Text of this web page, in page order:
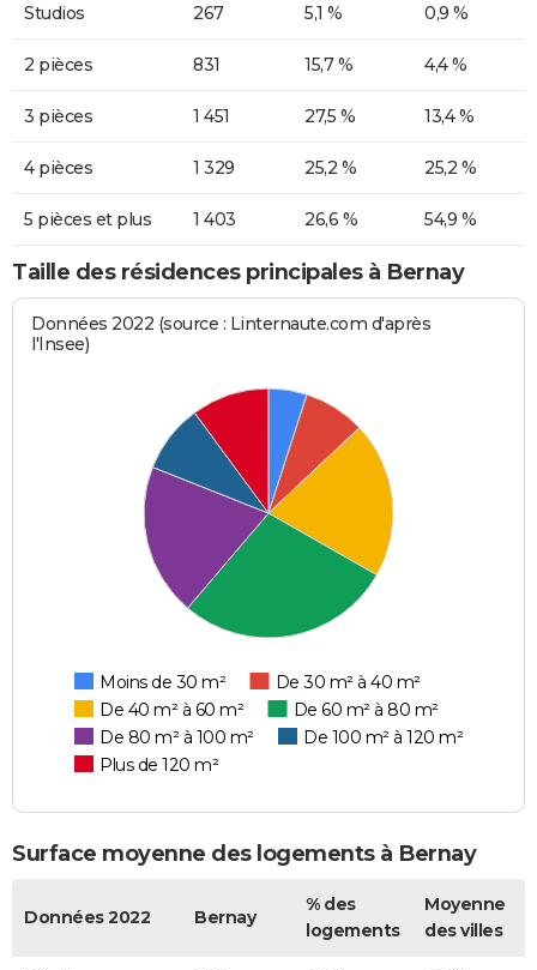
Studios 267 5,1 % 0,9 %
2 pièces 831 15,7 % 4,4 %
3 pièces 1 451 27,5 % 13,4 %
4 pièces 1 329 25,2 % 25,2 %
5 pièces et plus 1 403 26,6 % 54,9 %
Taille des résidences principales à Bernay
Données 2022 (source : Linternaute.com d'après
l'Insee)
Moins de 30 m²
De 30 m² à 40 m²
De 40 m² à 60 m²
De 60 m² à 80 m²
De 80 m² à 100 m²
De 100 m² à 120 m²
Plus de 120 m²
Surface moyenne des logements à Bernay
Données 2022 Bernay
% des
logements
Moyenne
des villes